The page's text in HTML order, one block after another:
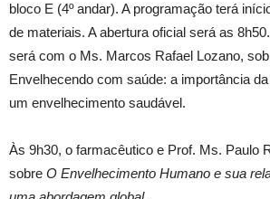
bloco E (4º andar). A programação terá
de materiais. A abertura oficial será as
será com o Ms. Marcos Rafael Lozano,
Envelhecendo com saúde: a importância
um envelhecimento saudável.
Às 9h30, o farmacêutico e Prof. Ms. Paulo
sobre O Envelhecimento Humano e sua